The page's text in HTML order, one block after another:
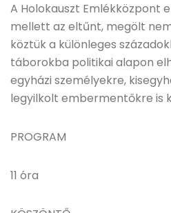
A Holokauszt Emlékközpont
mellett az eltűnt, megölt
köztük a különleges
táborokba politikai alapon
egyházi személyekre,
legyilkolt embermentőkre is
PROGRAM
11 óra